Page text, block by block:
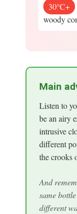
30°C+
woody
Main
Listen to
be an airy
intrusive
different
the crooks
And
same
different